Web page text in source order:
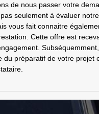
de nous passer votre
seulement à évaluer notre
vous fait connaitre
Cette offre est
du préparatif de votre projet